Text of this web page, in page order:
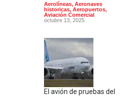
Aerolíneas, Aeronaves
historicas, Aeropuertos,
Aviación Comercial
octubre 13, 2025
El avión de pruebas del